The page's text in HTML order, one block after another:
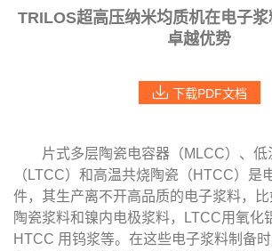
TRILOS超高压纳米均质机在电子
卓越优势
下载PDF文档
片式多层陶瓷电容器（MLCC）、低
（ LTCC）和高温共烧陶瓷（HTCC）是
件，其生产离不开高品质的电子浆料，比
陶瓷浆料和镍内电极浆料，
LTCC用氧化
HTCC 用钨浆等。在这些电子浆料制备